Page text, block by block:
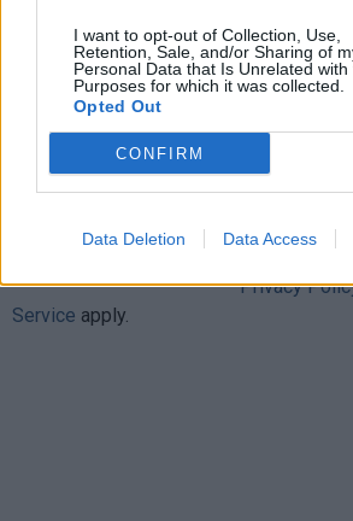
I want to opt-out of Collection, Use,
Retention, Sale, and/or Sharing of
Personal Data that Is Unrelated with
Purposes for which it was collected.
Opted Out
CONFIRM
Data Deletion Data Access
Sutinku su taisyklėmis
This site is
Privacy
Service apply.